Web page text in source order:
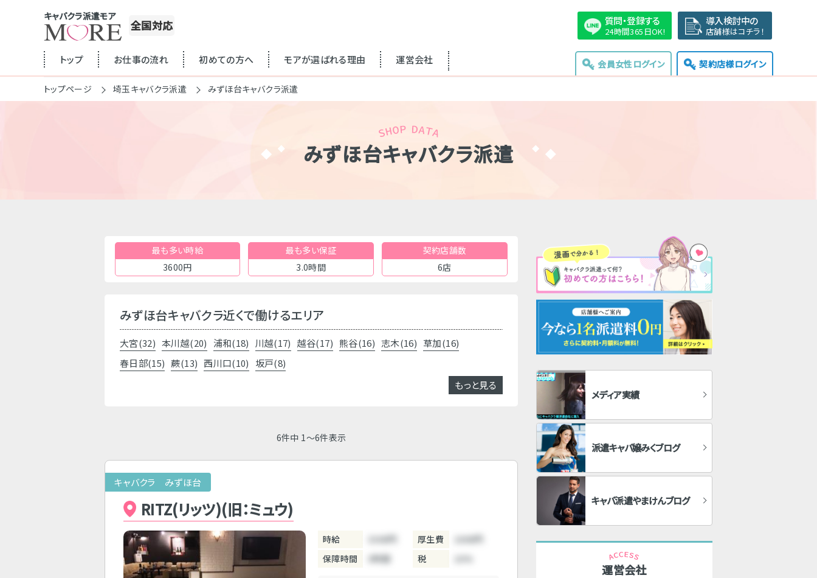
キャバクラ派遣モア
全国対応 質問・登録する
24時間365日OK!
導入検討中の
店舗様はコチラ！
トップ お仕事の流れ 初めての方へ モアが選ばれる理由 運営会社 会員女性ログイン 契約店様ログイン
トップページ 埼玉キャバクラ派遣 みずほ台キャバクラ派遣
みずほ台キャバクラ派遣
最も多い時給
3600円
最も多い保証
3.0時間
契約店舗数
6店
みずほ台キャバクラ近くで働けるエリア
大宮(32) 本川越(20) 浦和(18) 川越(17) 越谷(17) 熊谷(16) 志木(16) 草加(16)
春日部(15) 蕨(13) 西川口(10)
坂戸(8)
もっと見る
6件中 1～6件表示
キャバクラ みずほ台
RITZ(リッツ)(旧：ミュウ)
時給 3300円 厚生費
1000円
保障時間
3時間 税
メディア実績
派遣キャバ嬢みくブログ
キャバ派遣やまけんブログ
運営会社